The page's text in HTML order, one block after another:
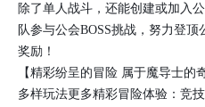
除了单人战斗，还能创建或加入
队参与公会BOSS挑战，努力登
奖励！
【精彩纷呈的冒险 属于魔导士的
多样玩法更多精彩冒险体验：竞